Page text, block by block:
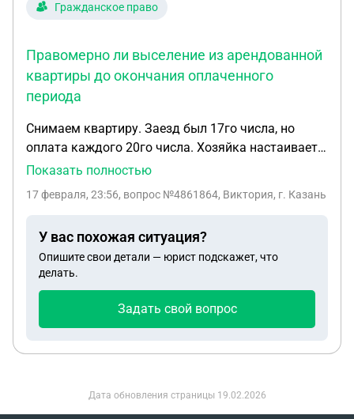
Гражданское право
Правомерно ли выселение из арендованной
квартиры до окончания оплаченного
периода
Снимаем квартиру. Заезд был 17го числа, но
оплата каждого 20го числа. Хозяйка настаивает
выселить нас 17го числа, потому что 17го был
просит с нас деньги за этот период (2 дня). Также
было (она просто сказала нам об этом на
эмоциях из-за лежащих вещей на кресле) Но ведь
мы оплатили до 20го следующего месяца. Кто
Показать полностью
17 февраля, 23:56, вопрос №4861864, Виктория, г. Казань
У вас похожая ситуация?
Опишите свои детали — юрист подскажет, что
делать.
Задать свой вопрос
Дата обновления страницы 19.02.2026